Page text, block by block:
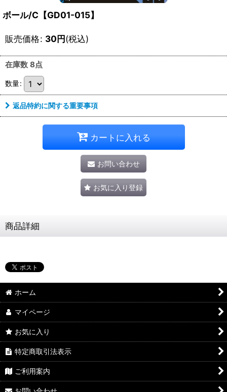
ボール/C【GD01-015】
販売価格: 30円(税込)
在庫数 8点
数量:
返品特約に関する重要事項
カートに入れる
お問い合わせ
お気に入り登録
商品詳細
ホーム
マイページ
お気に入り
特定商取引法表示
ご利用案内